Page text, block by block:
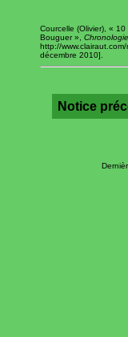
Courcelle (Olivier), «
Bouguer »,
http://
décembre 2010].
Notice